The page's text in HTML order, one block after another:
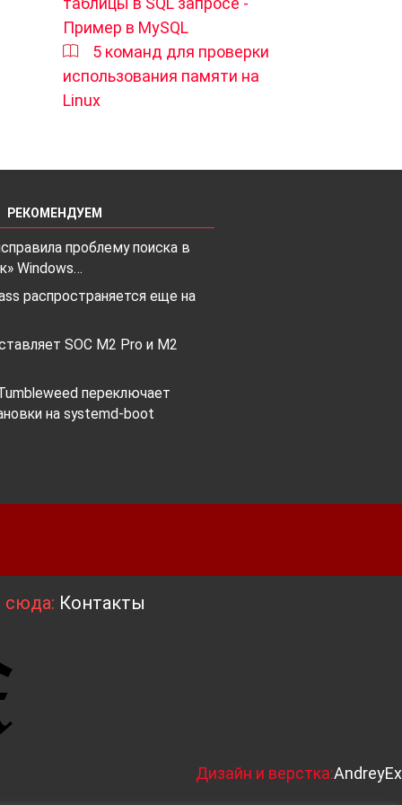
Пример в MySQL
5 команд для проверки
использования памяти на
Linux
РЕКОМЕНДУЕМ
проблему поиска в
Windows…
распространяется еще на
SOC M2 Pro и M2
переключает
на systemd-boot
сюда: Контакты
Дизайн и верстка:AndreyEx